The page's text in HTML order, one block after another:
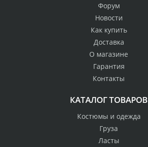
Форум
Новости
Как купить
Доставка
О магазине
Гарантия
Контакты
КАТАЛОГ ТОВАРОВ
Костюмы и одежда
Груза
Ласты